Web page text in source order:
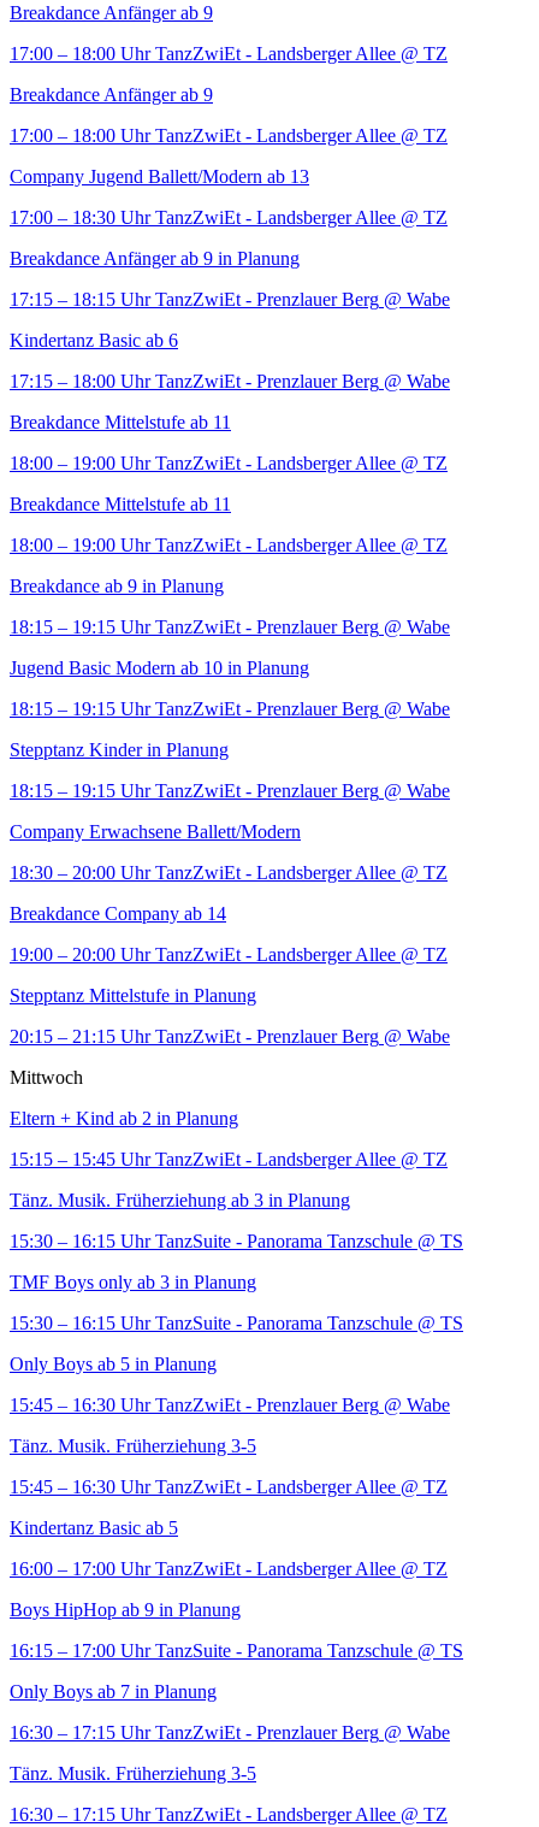
Breakdance Anfänger ab 9
17:00 – 18:00 Uhr TanzZwiEt - Landsberger Allee @ TZ
Breakdance Anfänger ab 9
17:00 – 18:00 Uhr TanzZwiEt - Landsberger Allee @ TZ
Company Jugend Ballett/Modern ab 13
17:00 – 18:30 Uhr TanzZwiEt - Landsberger Allee @ TZ
Breakdance Anfänger ab 9 in Planung
17:15 – 18:15 Uhr TanzZwiEt - Prenzlauer Berg @ Wabe
Kindertanz Basic ab 6
17:15 – 18:00 Uhr TanzZwiEt - Prenzlauer Berg @ Wabe
Breakdance Mittelstufe ab 11
18:00 – 19:00 Uhr TanzZwiEt - Landsberger Allee @ TZ
Breakdance Mittelstufe ab 11
18:00 – 19:00 Uhr TanzZwiEt - Landsberger Allee @ TZ
Breakdance ab 9 in Planung
18:15 – 19:15 Uhr TanzZwiEt - Prenzlauer Berg @ Wabe
Jugend Basic Modern ab 10 in Planung
18:15 – 19:15 Uhr TanzZwiEt - Prenzlauer Berg @ Wabe
Stepptanz Kinder in Planung
18:15 – 19:15 Uhr TanzZwiEt - Prenzlauer Berg @ Wabe
Company Erwachsene Ballett/Modern
18:30 – 20:00 Uhr TanzZwiEt - Landsberger Allee @ TZ
Breakdance Company ab 14
19:00 – 20:00 Uhr TanzZwiEt - Landsberger Allee @ TZ
Stepptanz Mittelstufe in Planung
20:15 – 21:15 Uhr TanzZwiEt - Prenzlauer Berg @ Wabe
Mittwoch
Eltern + Kind ab 2 in Planung
15:15 – 15:45 Uhr TanzZwiEt - Landsberger Allee @ TZ
Tänz. Musik. Früherziehung ab 3 in Planung
15:30 – 16:15 Uhr TanzSuite - Panorama Tanzschule @ TS
TMF Boys only ab 3 in Planung
15:30 – 16:15 Uhr TanzSuite - Panorama Tanzschule @ TS
Only Boys ab 5 in Planung
15:45 – 16:30 Uhr TanzZwiEt - Prenzlauer Berg @ Wabe
Tänz. Musik. Früherziehung 3-5
15:45 – 16:30 Uhr TanzZwiEt - Landsberger Allee @ TZ
Kindertanz Basic ab 5
16:00 – 17:00 Uhr TanzZwiEt - Landsberger Allee @ TZ
Boys HipHop ab 9 in Planung
16:15 – 17:00 Uhr TanzSuite - Panorama Tanzschule @ TS
Only Boys ab 7 in Planung
16:30 – 17:15 Uhr TanzZwiEt - Prenzlauer Berg @ Wabe
Tänz. Musik. Früherziehung 3-5
16:30 – 17:15 Uhr TanzZwiEt - Landsberger Allee @ TZ